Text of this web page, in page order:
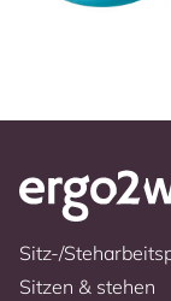
Sitz-/
Sitzen & stehen